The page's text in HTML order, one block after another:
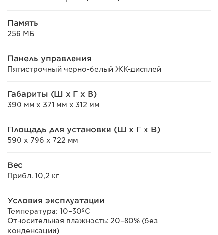
Память
256 МБ
Панель управления
Пятистрочный черно-белый ЖК-дисплей
Габариты (Ш x Г x В)
390 мм x 371 мм x 312 мм
Площадь для установки (Ш x Г x В)
590 x 796 x 722 мм
Вес
Прибл. 10,2 кг
Условия эксплуатации
Температура: 10–30ºC
Относительная влажность: 20–80% (без
конденсации)